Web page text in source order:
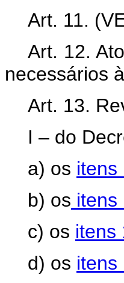
Art. 11.
Art. 12.
necessários
Art. 13.
I – do
a) os itens
b) os itens
c) os itens
d) os itens